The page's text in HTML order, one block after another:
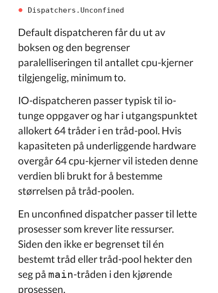
Dispatchers.Unconfined
Default dispatcheren får du ut av
boksen og den begrenser
paralelliseringen til antallet cpu-kjerner
tilgjengelig, minimum to.
IO-dispatcheren passer typisk til io-
tunge oppgaver og har i utgangspunktet
allokert 64 tråder i en tråd-pool. Hvis
kapasiteten på underliggende hardware
overgår 64 cpu-kjerner vil isteden denne
verdien bli brukt for å bestemme
størrelsen på tråd-poolen.
En unconfined dispatcher passer til lette
prosesser som krever lite ressurser.
Siden den ikke er begrenset til én
bestemt tråd eller tråd-pool hekter den
seg på main-tråden i den kjørende
prosessen.